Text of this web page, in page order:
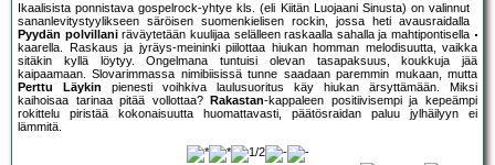
Ikaalisista ponnistava gospelrock-yhtye kls. (eli Kiitän Luojaani Sinusta) on valinnut
sananlevitystyylikseen säröisen suomenkielisen rockin, jossa heti avausraidalla
Pyydän polvillaniräväytetään kuulijaa selälleen raskaalla sahalla ja mahtipontisella
kaarella. Raskaus ja jyräys-meininki piilottaa hiukan homman melodisuutta, vaikka
sitäkin kyllä löytyy. Ongelmana tuntuisi olevan tasapaksuus, koukkuja jää
kaipaamaan. Slovarimmassa nimibiisissä tunne saadaan paremmin mukaan, mutta
Perttu Läykin pienesti voihkiva laulusuoritus käy hiukan ärsyttämään. Miksi
kaihoisaa tarinaa pitää vollottaa?
Rakastan-kappaleen positiivisempi ja kepeämpi
rokittelu piristää kokonaisuutta huomattavasti, päätösraidan paluu jylhäilyyn ei
lämmitä.